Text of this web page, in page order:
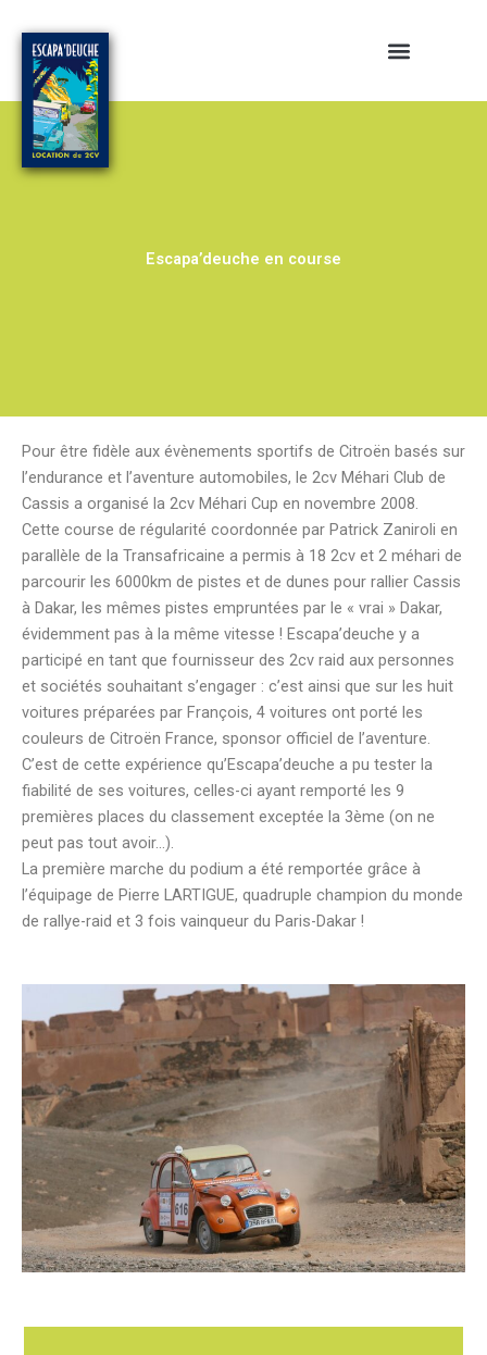
contenu
Escapa’deuche en course
Pour être fidèle aux évènements sportifs de Citroën basés sur
l’endurance et l’aventure automobiles, le 2cv Méhari Club de
Cassis a organisé la 2cv Méhari Cup en novembre 2008.
Cette course de régularité coordonnée par Patrick Zaniroli en
parallèle de la Transafricaine a permis à 18 2cv et 2 méhari de
parcourir les 6000km de pistes et de dunes pour rallier Cassis
à Dakar, les mêmes pistes empruntées par le « vrai » Dakar,
évidemment pas à la même vitesse ! Escapa’deuche y a
participé en tant que fournisseur des 2cv raid aux personnes
et sociétés souhaitant s’engager : c’est ainsi que sur les huit
voitures préparées par François, 4 voitures ont porté les
couleurs de Citroën France, sponsor officiel de l’aventure.
C’est de cette expérience qu’Escapa’deuche a pu tester la
fiabilité de ses voitures, celles-ci ayant remporté les 9
premières places du classement exceptée la 3ème (on ne
peut pas tout avoir…).
La première marche du podium a été remportée grâce à
l’équipage de Pierre LARTIGUE, quadruple champion du monde
de rallye-raid et 3 fois vainqueur du Paris-Dakar !